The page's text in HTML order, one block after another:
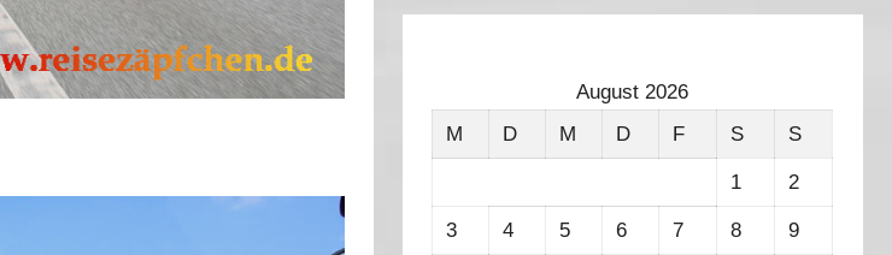
August 2026
M
D M D F S S
1 2
3 4 5 6 7 8 9